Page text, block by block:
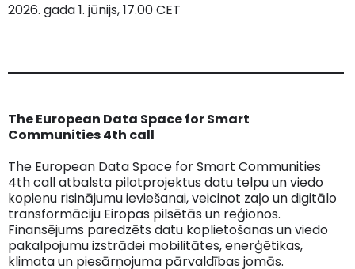
2026. gada 1. jūnijs, 17.00 CET
The European Data Space for Smart
Communities 4th call
The European Data Space for Smart Communities
4th call atbalsta pilotprojektus datu telpu un viedo
kopienu risinājumu ieviešanai, veicinot zaļo un digitālo
transformāciju Eiropas pilsētās un reģionos.
Finansējums paredzēts datu koplietošanas un viedo
pakalpojumu izstrādei mobilitātes, enerģētikas,
klimata un piesārņojuma pārvaldības jomās.